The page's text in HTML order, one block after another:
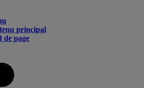
principal
de page